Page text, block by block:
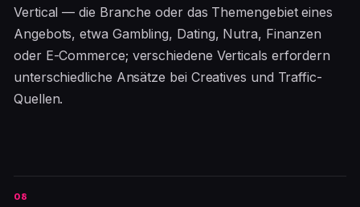
Vertical — die Branche oder das Themengebiet eines
Angebots, etwa Gambling, Dating, Nutra, Finanzen
oder E-Commerce; verschiedene Verticals erfordern
unterschiedliche Ansätze bei Creatives und Traffic-
Quellen.